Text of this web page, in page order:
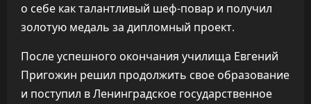
о себе как талантливый шеф-повар и получил
золотую медаль за дипломный проект.
После успешного окончания училища Евгений
Пригожин решил продолжить свое образование
и поступил в Ленинградское государственное